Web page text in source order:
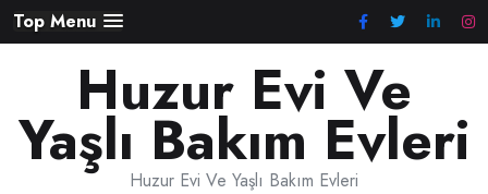
Skip
to
Top Menu
Huzur Evi Ve
Yaşlı Bakım Evleri
Huzur Evi Ve Yaşlı Bakım Evleri